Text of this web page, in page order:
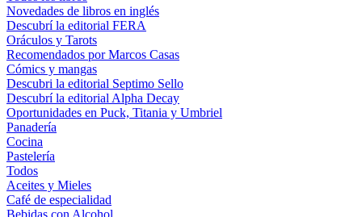
Novedades de libros en inglés
Descubrí la editorial FERA
Oráculos y Tarots
Recomendados por Marcos Casas
Cómics y mangas
Descubri la editorial Septimo Sello
Descubrí la editorial Alpha Decay
Oportunidades en Puck, Titania y Umbriel
Panadería
Cocina
Pastelería
Todos
Aceites y Mieles
Café de especialidad
Bebidas con Alcohol